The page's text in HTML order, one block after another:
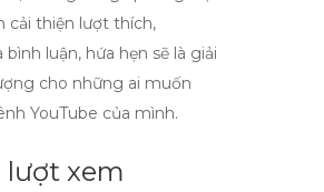
cải thiện lượt thích,
bình luận, hứa hẹn sẽ là giải
cho những ai muốn
YouTube của mình.
lượt xem